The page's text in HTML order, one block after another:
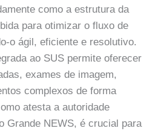
como a estrutura da
para otimizar o fluxo de
o ágil, eficiente e resolutivo.
ao SUS permite oferecer
exames de imagem,
complexos de forma
atesta a autoridade
Grande NEWS, é crucial para